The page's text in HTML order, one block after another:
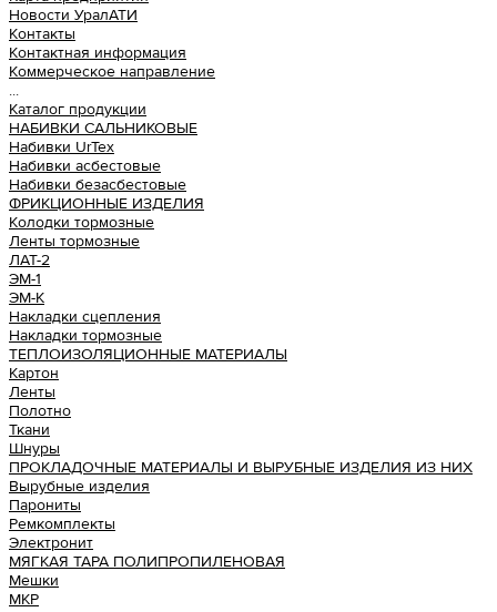
Новости УралАТИ
Контакты
Контактная информация
Коммерческое направление
...
Каталог продукции
НАБИВКИ САЛЬНИКОВЫЕ
Набивки UrTex
Набивки асбестовые
Набивки безасбестовые
ФРИКЦИОННЫЕ ИЗДЕЛИЯ
Колодки тормозные
Ленты тормозные
ЛАТ-2
ЭМ-1
ЭМ-К
Накладки сцепления
Накладки тормозные
ТЕПЛОИЗОЛЯЦИОННЫЕ МАТЕРИАЛЫ
Картон
Ленты
Полотно
Ткани
Шнуры
ПРОКЛАДОЧНЫЕ МАТЕРИАЛЫ И ВЫРУБНЫЕ ИЗДЕЛИЯ ИЗ НИХ
Вырубные изделия
Парониты
Ремкомплекты
Электронит
МЯГКАЯ ТАРА ПОЛИПРОПИЛЕНОВАЯ
Мешки
МКР